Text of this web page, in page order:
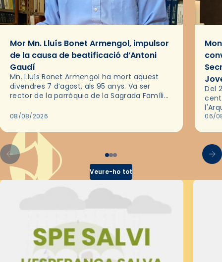
Mor Mn. Lluís Bonet Armengol, impulsor
de la causa de beatificació d’Antoni
Gaudí
Mn. Lluís Bonet Armengol ha mort aquest
divendres 7 d’agost, als 95 anys. Va ser
rector de la parròquia de la Sagrada Família
2018,…
08/08/2026
Del
les
06/
Veure-ho tot